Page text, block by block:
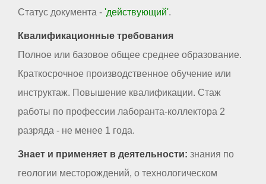
Статус документа - 'действующий'.
Квалификационные требования
Полное или базовое общее среднее образование.
Краткосрочное производственное обучение или
инструктаж. Повышение квалификации. Стаж
работы по профессии лаборанта-коллектора 2
разряда - не менее 1 года.
Знает и применяет в деятельности: знания по
геологии месторождений, о технологическом